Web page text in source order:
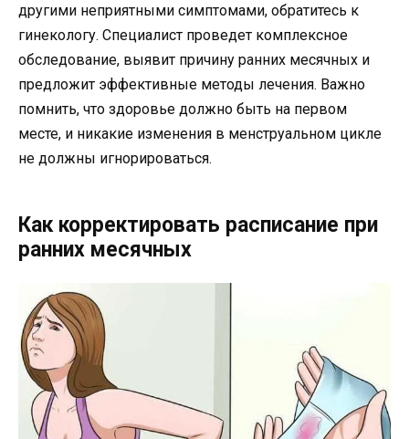
другими неприятными симптомами, обратитесь к
гинекологу. Специалист проведет комплексное
обследование, выявит причину ранних месячных и
предложит эффективные методы лечения. Важно
помнить, что здоровье должно быть на первом
месте, и никакие изменения в менструальном цикле
не должны игнорироваться.
Как корректировать расписание при
ранних месячных